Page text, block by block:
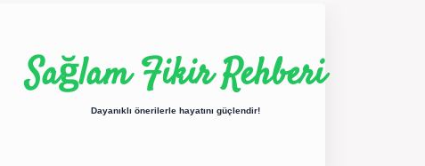
Sağlam Fikir Rehberi
Dayanıklı önerilerle hayatını güçlendir!